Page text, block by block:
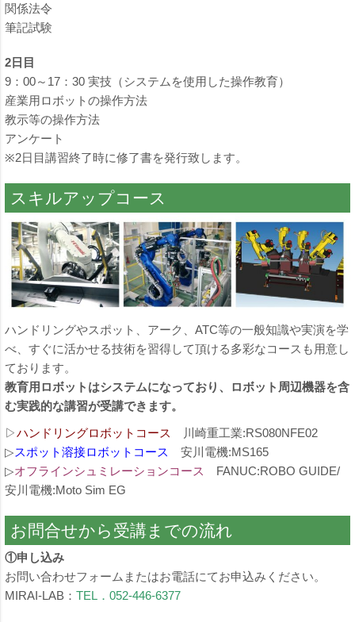
関係法令
筆記試験
2日目
9：00～17：30 実技（システムを使用した操作教育）
産業用ロボットの操作方法
教示等の操作方法
アンケート
※2日目講習終了時に修了書を発行致します。
スキルアップコース
ハンドリングやスポット、アーク、ATC等の一般知識や実演を学
べ、すぐに活かせる技術を習得して頂ける多彩なコースも用意し
ております。
教育用ロボットはシステムになっており、ロボット周辺機器を含
む実践的な講習が受講できます。
▷ハンドリングロボットコース
川崎重工業:RS080NFE02
▷スポット溶接ロボットコース
安川電機:MS165
▷オフラインシュミレーションコース
FANUC:ROBO GUIDE/
安川電機:Moto Sim EG
お問合せから受講までの流れ
①申し込み
お問い合わせフォームまたはお電話にてお申込みください。
MIRAI-LAB： TEL．052-446-6377